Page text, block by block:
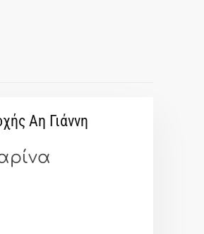
Αη Γιάννη